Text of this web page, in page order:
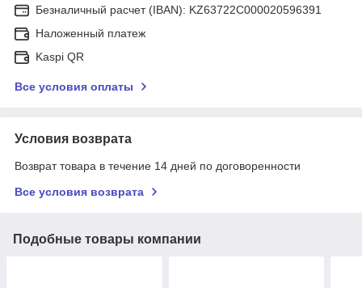
Безналичный расчет (IBAN): KZ63722C000020596391
Наложенный платеж
Kaspi QR
Все условия оплаты
Условия возврата
Возврат товара в течение 14 дней по договоренности
Все условия возврата
Подобные товары компании